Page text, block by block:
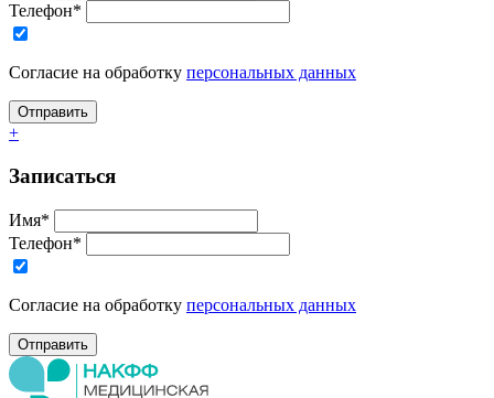
Телефон*
Согласие на обработку персональных данных
+
Записаться
Имя*
Телефон*
Согласие на обработку персональных данных